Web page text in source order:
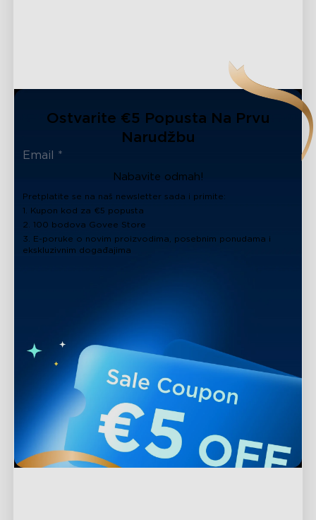
Ostvarite €5 Popusta Na Prvu
Narudžbu
Nabavite odmah!
Pretplatite se na naš newsletter sada i primite:
1. Kupon kod za €5 popusta
2. 100 bodova Govee Store
3. E-poruke o novim proizvodima, posebnim ponudama i
ekskluzivnim događajima